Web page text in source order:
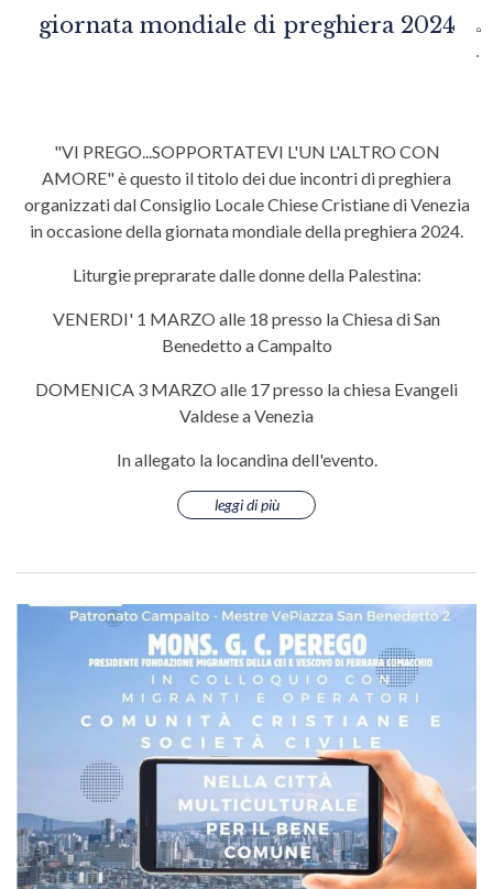
giornata mondiale di preghiera 2024
"VI PREGO...SOPPORTATEVI L'UN L'ALTRO CON
AMORE" è questo il titolo dei due incontri di preghiera
organizzati dal Consiglio Locale Chiese Cristiane di Venezia
in occasione della giornata mondiale della preghiera 2024.
Liturgie preprarate dalle donne della Palestina:
VENERDI' 1 MARZO alle 18 presso la Chiesa di San
Benedetto a Campalto
DOMENICA 3 MARZO alle 17 presso la chiesa Evangeli
Valdese a Venezia
In allegato la locandina dell'evento.
leggi di più